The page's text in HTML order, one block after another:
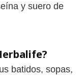
y suero de
batidos, sopas,